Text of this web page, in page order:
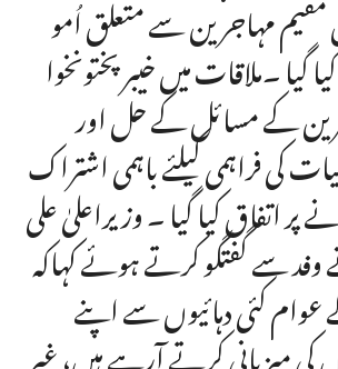
مقیم مہاجرین سے متعلق اُمو
گیا ۔ملاقات میں خیبرپختونخوا
کے مسائل کے حل اور
کی فراہمی کیلئے باہمی اشتراک
پر اتفاق کیا گیا ۔ وزیراعلیٰ علی
وفد سے گفتگو کرتے ہوئے کہاکہ
عوام کئی دہائیوں سے اپنے
کی میزبانی کرتے آرہے ہیں، غیر